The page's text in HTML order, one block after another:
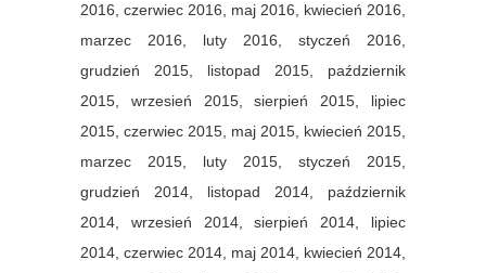
2016, czerwiec 2016, maj 2016, kwiecień 2016,
marzec 2016, luty 2016, styczeń 2016,
grudzień 2015, listopad 2015, październik
2015, wrzesień 2015,sierpień 2015, lipiec
2015, czerwiec 2015, maj 2015, kwiecień 2015,
marzec 2015, luty 2015, styczeń 2015,
grudzień 2014, listopad 2014, październik
2014, wrzesień 2014,sierpień 2014, lipiec
2014, czerwiec 2014, maj 2014, kwiecień 2014,